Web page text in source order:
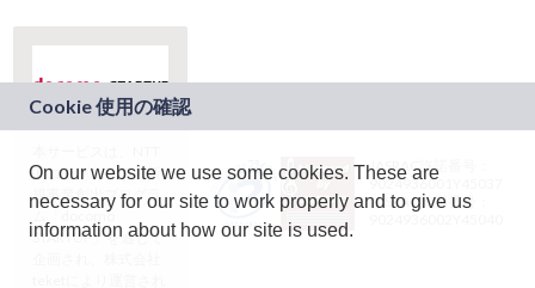
ドコモグループの新
規事業創出プログラ
ム「docomo
STARTUP」を通じて
JASRAC許諾番号：
9024936001Y45037
JASRAC許諾番号：
On our website we use some cookies. These are
necessary for our site to work properly and to give us
information about how our site is used.